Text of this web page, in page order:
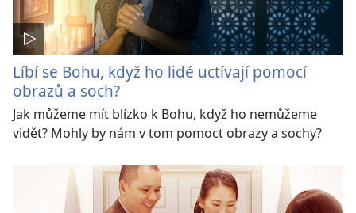
Líbí se Bohu, když ho lidé uctívají pomocí
obrazů a soch?
Jak můžeme mít blízko k Bohu, když ho nemůžeme
vidět? Mohly by nám v tom pomoct obrazy a sochy?